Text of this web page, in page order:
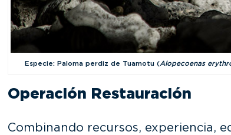
Especie: Paloma perdiz de Tuamotu (Alopecoenas
Operación Restauración
Combinando recursos, experiencia,